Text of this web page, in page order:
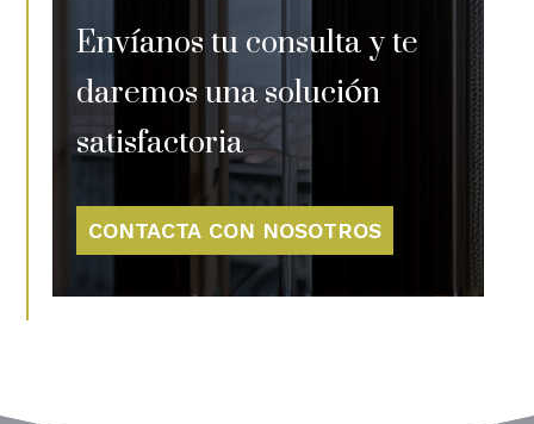
Envíanos tu consulta y te
daremos una solución
satisfactoria
CONTACTA CON NOSOTROS